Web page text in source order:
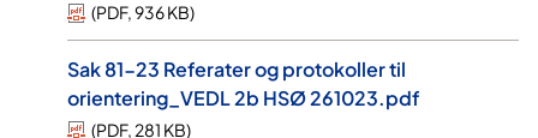
(PDF,936 KB)
Sak 81-23 Referater og protokoller til
orientering_VEDL 2b HSØ 261023.pdf
(PDF, 281 KB)